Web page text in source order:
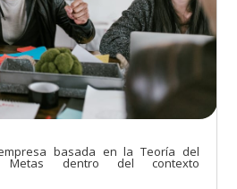
basada en la Teoría del
Metas dentro del contexto